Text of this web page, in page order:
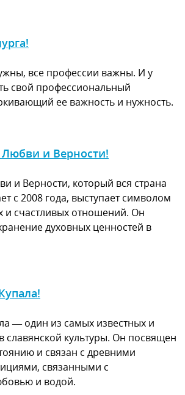
все профессии важны. И у
свой профессиональный
ее важность и нужность.
и Верности!
и Верности, который вся страна
с 2008 года, выступает символом
и счастливых отношений. Он
духовных ценностей в
— один из самых известных и
славянской культуры. Он посвящен
и связан с древними
связанными с
и водой.